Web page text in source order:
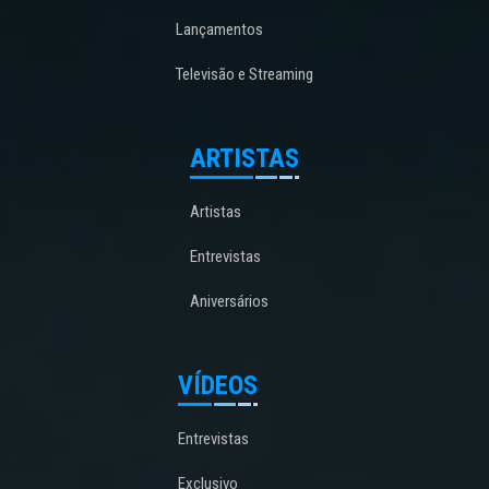
Lançamentos
Televisão e Streaming
ARTISTAS
Artistas
Entrevistas
Aniversários
VÍDEOS
Entrevistas
Exclusivo